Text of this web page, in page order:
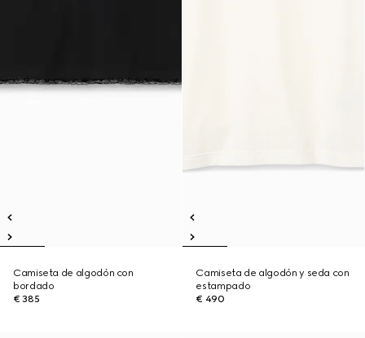
Camiseta de algodón con
bordado
€ 385
Camiseta de algodón y seda con
estampado
€ 490